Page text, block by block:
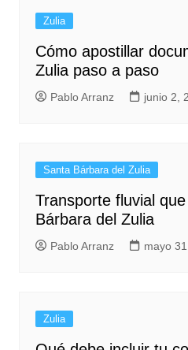
Zulia
Cómo apostillar
Zulia paso a paso
Pablo Arranz junio 2,
Santa Bárbara del Zulia
Transporte fluvial
Bárbara del Zulia
Pablo Arranz mayo
Zulia